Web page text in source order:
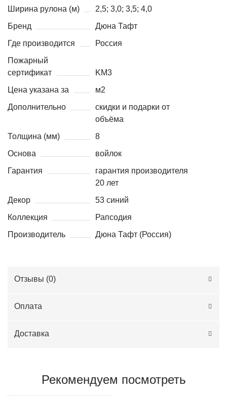
Ширина рулона (м)
2,5; 3,0; 3,5; 4,0
Бренд
Дюна Тафт
Где производится
Россия
Пожарный
сертификат
KM3
Цена указана за
м2
Дополнительно
скидки и подарки от
объёма
Толщина (мм)
8
Основа
войлок
Гарантия
гарантия производителя
20 лет
Декор
53 синий
Коллекция
Рапсодия
Производитель
Дюна Тафт (Россия)
Отзывы (0)
Оплата
Доставка
Рекомендуем посмотреть